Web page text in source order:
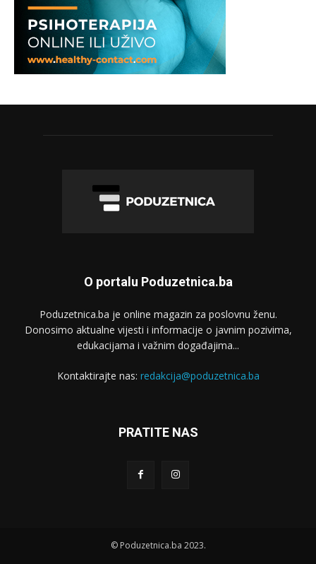
O portalu Poduzetnica.ba
Poduzetnica.ba je online magazin za poslovnu ženu.
Donosimo aktualne vijesti i informacije o javnim pozivima,
edukacijama i važnim događajima...
Kontaktirajte nas: redakcija@poduzetnica.ba
PRATITE NAS
© Poduzetnica.ba 2023.